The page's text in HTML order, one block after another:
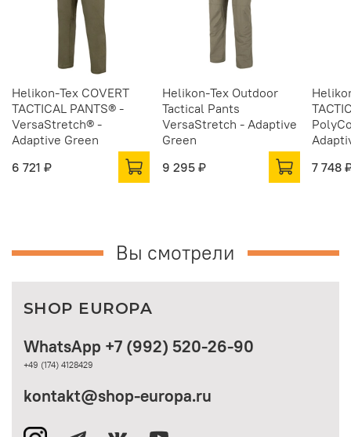
Helikon-Tex COVERT
TACTICAL PANTS® -
VersaStretch® -
Adaptive Green
6 721 ₽
Helikon-Tex Outdoor
Tactical Pants
VersaStretch - Adaptive
Green
9 295 ₽
7 748
Вы смотрели
WhatsApp +7 (992) 520-26-90
+49 (174) 4128429
kontakt@shop-europa.ru
SHOP EUROPA